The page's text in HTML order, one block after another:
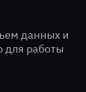
данных и
для работы